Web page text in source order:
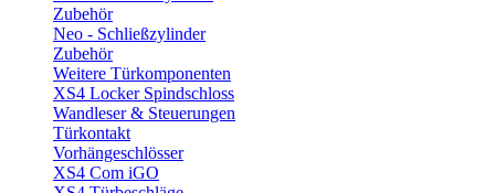
Zubehör
Neo - Schließzylinder
Zubehör
Weitere Türkomponenten
XS4 Locker Spindschloss
Wandleser & Steuerungen
Türkontakt
Vorhängeschlösser
XS4 Com iGO